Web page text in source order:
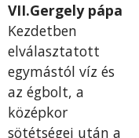
VII.Gergely pápa
Kezdetben
elválasztatott
egymástól víz és
az égbolt, a
középkor
sötétségei után a